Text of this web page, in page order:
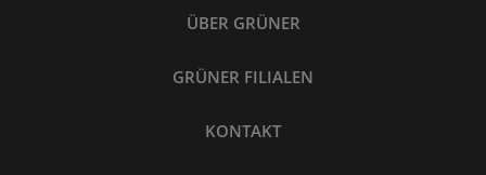
ÜBER GRÜNER
GRÜNER FILIALEN
KONTAKT